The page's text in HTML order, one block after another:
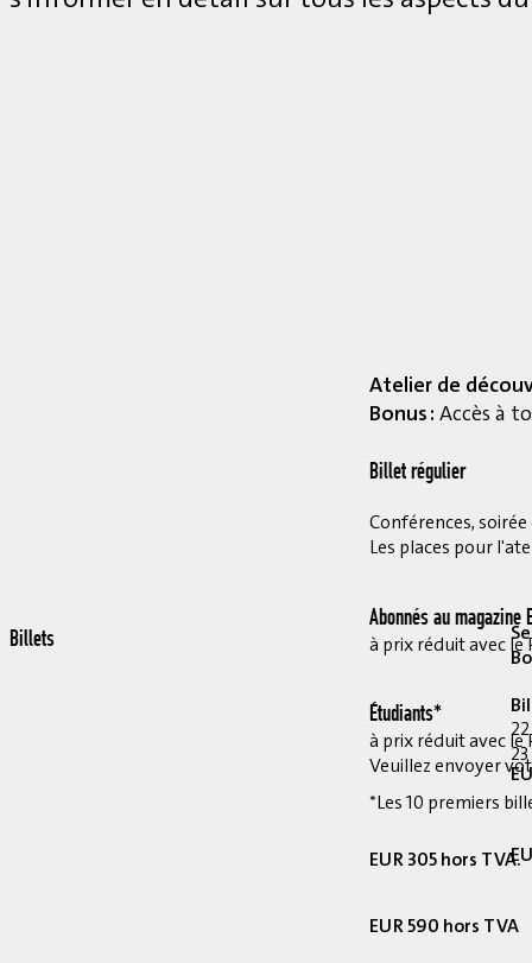
Atelier de
Bonus : Accès à
Billet régulier
Conférences,
Les places pour
Abonnés au magazine
à prix réduit avec le
Étudiants*
à prix réduit avec le
Veuillez envoyer
*Les 10 premiers
EUR 305 hors TVA.
EUR 590 hors TVA
Billets